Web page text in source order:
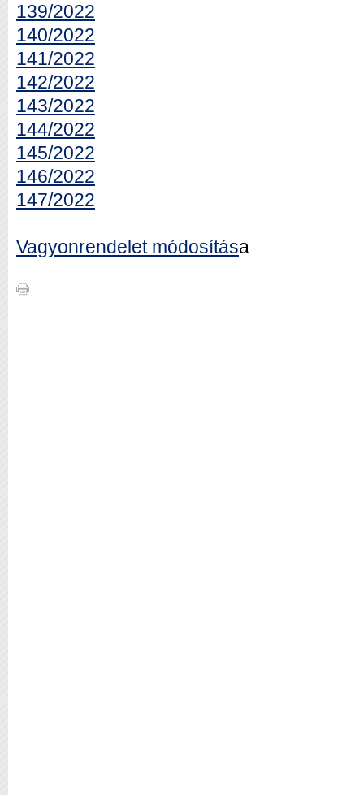
139/2022
140/2022
141/2022
142/2022
143/2022
144/2022
145/2022
146/2022
147/2022
Vagyonrendelet módosítása